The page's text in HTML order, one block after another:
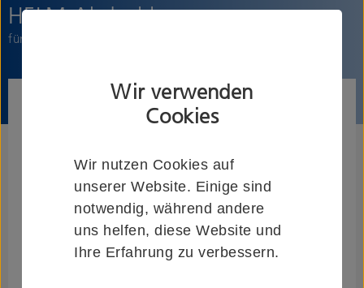
Wir verwenden
Cookies
Wir nutzen Cookies auf
unserer Website. Einige sind
notwendig, während andere
uns helfen, diese Website und
Ihre Erfahrung zu verbessern.
HELM Abdeckkappenpaar
für Laufschiene mit Abstandsprofil und Blende